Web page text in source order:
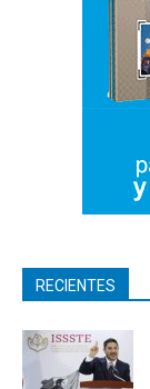
RECIENTES